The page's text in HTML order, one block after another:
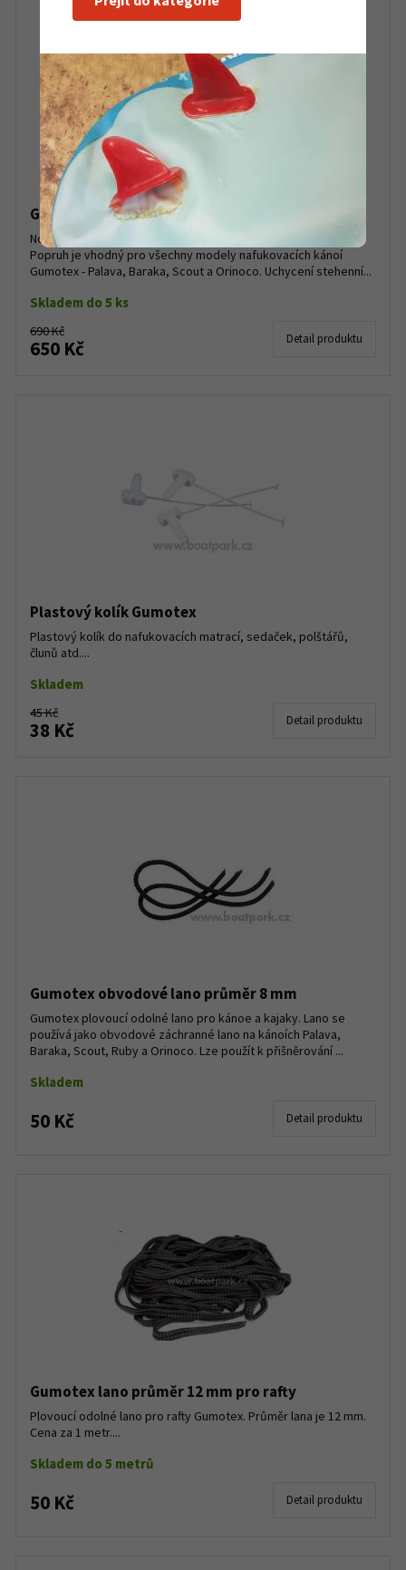
Gumotex nožní popruh pro kánoe
Nožní popruh pro Gumotex kánoe s bezpečnostní přezkou.
Popruh je vhodný pro všechny modely nafukovacích kánoí
Gumotex - Palava, Baraka, Scout a Orinoco. Uchycení stehenní...
Skladem do 5 ks
690 Kč
650 Kč Detail produktu
Plastový kolík Gumotex
Plastový kolík do nafukovacích matrací, sedaček, polštářů,
člunů atd....
Skladem
45 Kč
38 Kč Detail produktu
Gumotex obvodové lano průměr 8 mm
Gumotex plovoucí odolné lano pro kánoe a kajaky. Lano se
používá jako obvodové záchranné lano na kánoích Palava,
Baraka, Scout, Ruby a Orinoco. Lze použít k přišněrování ...
Skladem
50 Kč Detail produktu
Gumotex lano průměr 12 mm pro rafty
Plovoucí odolné lano pro rafty Gumotex. Průměr lana je 12 mm.
Cena za 1 metr....
Skladem do 5 metrů
50 Kč Detail produktu